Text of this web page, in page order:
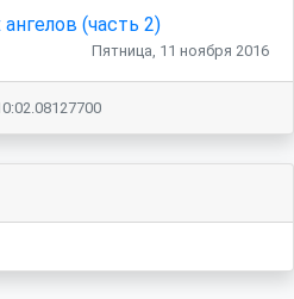
(часть 2)
Пятница, 11 ноября 2016